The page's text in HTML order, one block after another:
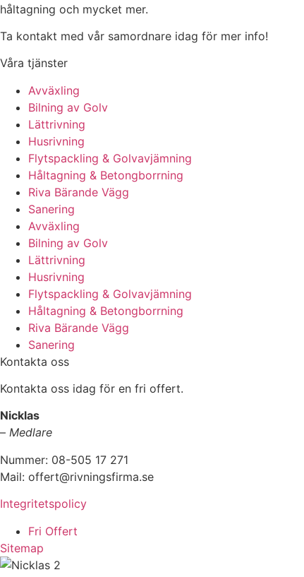
håltagning och mycket mer.
Ta kontakt med vår samordnare idag för mer info!
Våra tjänster
Avväxling
Bilning av Golv
Lättrivning
Husrivning
Flytspackling & Golvavjämning
Håltagning & Betongborrning
Riva Bärande Vägg
Sanering
Avväxling
Bilning av Golv
Lättrivning
Husrivning
Flytspackling & Golvavjämning
Håltagning & Betongborrning
Riva Bärande Vägg
Sanering
Kontakta oss
Kontakta oss idag för en fri offert.
Nicklas
– Medlare
Nummer: 08-505 17 271
Mail: offert@rivningsfirma.se
Integritetspolicy
Fri Offert
Sitemap